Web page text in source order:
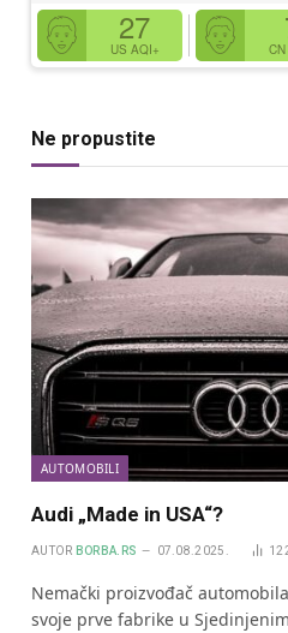
27
US AQI+
Ne propustite
AUTOMOBILI
Audi „Made in USA“?
AUTOR BORBA.RS 07.08.2025.
Nemački proizvođač
svoje prve fabrike u